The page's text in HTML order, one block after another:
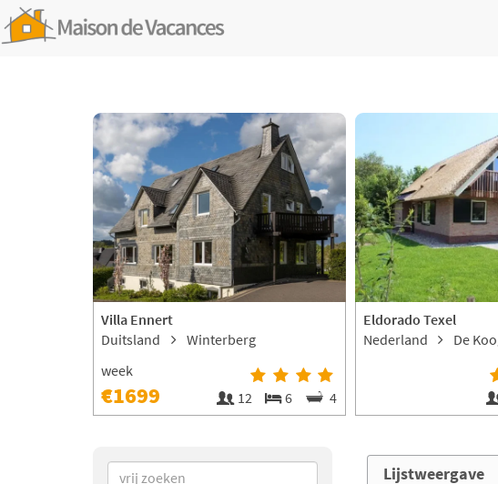
Villa Ennert
Duitsland
Winterberg
week
€1699 12 6 4
Eldorado Texel
Nederland
De
Lijstweergave